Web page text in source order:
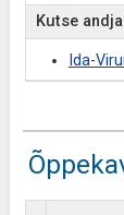
Kutse
Ida-